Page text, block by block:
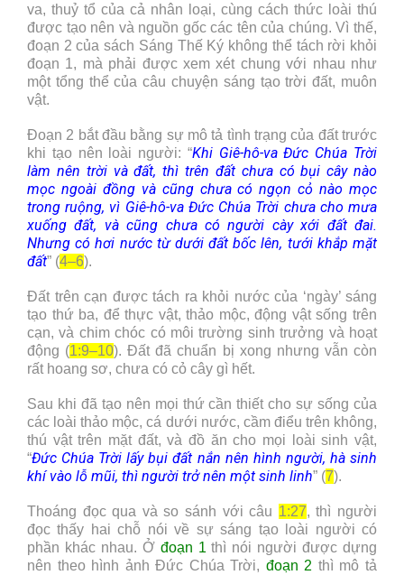
va, thuỷ tổ của cả nhân loại, cùng cách thức loài thú
được tạo nên và nguồn gốc các tên của chúng. Vì thế,
đoạn 2 của sách Sáng Thế Ký không thể tách rời khỏi
đoạn 1, mà phải được xem xét chung với nhau như
một tổng thể của câu chuyện sáng tạo trời đất, muôn
vật.
Đoạn 2 bắt đầu bằng sự mô tả tình trạng của đất trước
khi tạo nên loài người: “Khi Giê-hô-va Đức Chúa Trời
làm nên trời và đất, thì trên đất chưa có bụi cây nào
mọc ngoài đồng và cũng chưa có ngọn cỏ nào mọc
trong ruộng, vì Giê-hô-va Đức Chúa Trời chưa cho mưa
xuống đất, và cũng chưa có người cày xới đất đai.
Nhưng có hơi nước từ dưới đất bốc lên, tưới khắp mặt
đất” (4–6).
Đất trên cạn được tách ra khỏi nước của ‘ngày’ sáng
tạo thứ ba, để thực vật, thảo mộc, động vật sống trên
cạn, và chim chóc có môi trường sinh trưởng và hoạt
động (1:9–10). Đất đã chuẩn bị xong nhưng vẫn còn
rất hoang sơ, chưa có cỏ cây gì hết.
Sau khi đã tạo nên mọi thứ cần thiết cho sự sống của
các loài thảo mộc, cá dưới nước, cầm điểu trên không,
thú vật trên mặt đất, và đồ ăn cho mọi loài sinh vật,
“Đức Chúa Trời lấy bụi đất nắn nên hình người, hà sinh
khí vào lỗ mũi, thì người trở nên một sinh linh” (7).
Thoáng đọc qua và so sánh với câu 1:27, thì người
đọc thấy hai chỗ nói về sự sáng tạo loài người có
phần khác nhau. Ở đoạn 1 thì nói người được dựng
nên theo hình ảnh Đức Chúa Trời, đoạn 2 thì mô tả